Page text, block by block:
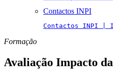
Contactos INPI
Contactos INPI |
Formação
Avaliação Impacto